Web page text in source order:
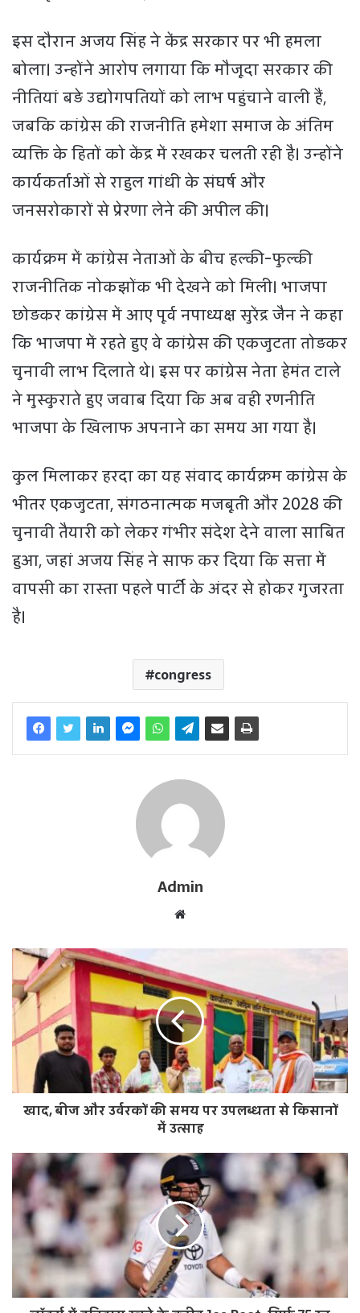
इस दौरान अजय सिंह ने केंद्र सरकार पर भी हमला
बोला। उन्होंने आरोप लगाया कि मौजूदा सरकार की
नीतियां बड़े उद्योगपतियों को लाभ पहुंचाने वाली हैं,
जबकि कांग्रेस की राजनीति हमेशा समाज के अंतिम
व्यक्ति के हितों को केंद्र में रखकर चलती रही है। उन्होंने
कार्यकर्ताओं से राहुल गांधी के संघर्ष और
जनसरोकारों से प्रेरणा लेने की अपील की।
कार्यक्रम में कांग्रेस नेताओं के बीच हल्की-फुल्की
राजनीतिक नोकझोंक भी देखने को मिली। भाजपा
छोड़कर कांग्रेस में आए पूर्व नपाध्यक्ष सुरेंद्र जैन ने कहा
कि भाजपा में रहते हुए वे कांग्रेस की एकजुटता तोड़कर
चुनावी लाभ दिलाते थे। इस पर कांग्रेस नेता हेमंत टाले
ने मुस्कुराते हुए जवाब दिया कि अब वही रणनीति
भाजपा के खिलाफ अपनाने का समय आ गया है।
कुल मिलाकर हरदा का यह संवाद कार्यक्रम कांग्रेस के
भीतर एकजुटता, संगठनात्मक मजबूती और 2028 की
चुनावी तैयारी को लेकर गंभीर संदेश देने वाला साबित
हुआ, जहां अजय सिंह ने साफ कर दिया कि सत्ता में
वापसी का रास्ता पहले पार्टी के अंदर से होकर गुजरता
है।
congress
Admin
s
i
t
e
खाद, बीज और उर्वरकों की समय पर उपलब्धता से किसानों
में उत्साह